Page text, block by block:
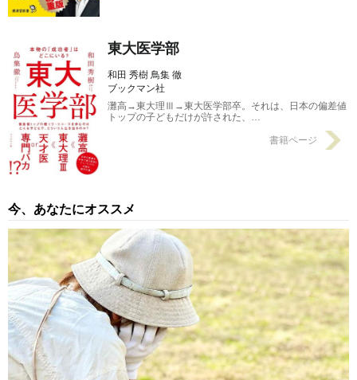
東大医学部
和田 秀樹 鳥集 徹
ブックマン社
灘高→東大理Ⅲ→東大医学部卒。それは、日本の偏差値
トップの子どもだけが許された、…
書籍ページ
今、あなたにオススメ